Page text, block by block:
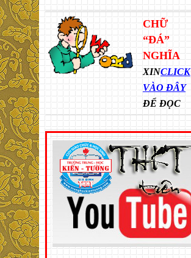
CHỮ
“ĐÁ”
NGHĨA
XINCLICK
VÀO ĐÂY
ĐỂ ĐỌC